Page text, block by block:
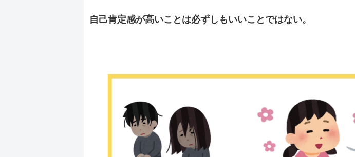
自己肯定感が高いことは必ずしもいいことではない。